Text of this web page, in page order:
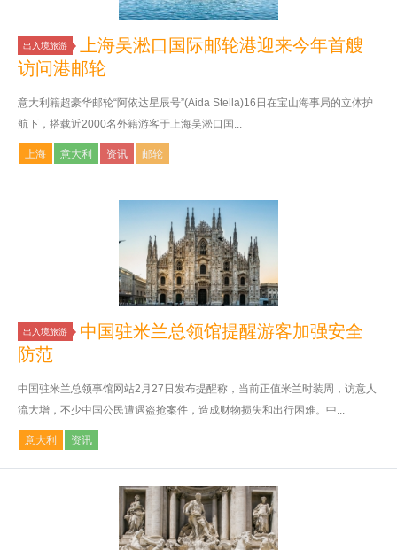
出入境旅游
上海吴淞口国际邮轮港迎来今年首艘
访问港邮轮
意大利籍超豪华邮轮“阿依达星辰号”(Aida Stella)16日在宝山海事局的立体护
航下，搭载近2000名外籍游客于上海吴淞口国...
上海 意大利 资讯 邮轮
出入境旅游
中国驻米兰总领馆提醒游客加强安全
防范
中国驻米兰总领事馆网站2月27日发布提醒称，当前正值米兰时装周，访意人
流大增，不少中国公民遭遇盗抢案件，造成财物损失和出行困难。中...
意大利 资讯